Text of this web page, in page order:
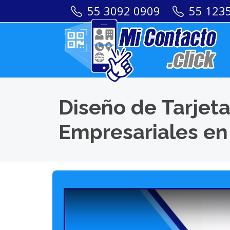
55 3092 0909 55
Diseño de
Empresariales